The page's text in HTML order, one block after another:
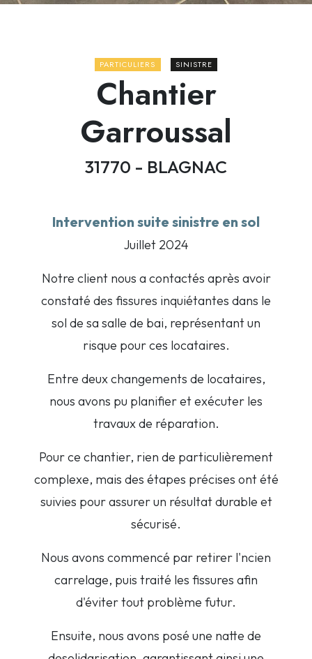
PARTICULIERS SINISTRE
Chantier
Garroussal
31770 - BLAGNAC
Intervention suite sinistre en sol
Juillet 2024
Notre client nous a contactés après avoir
constaté des fissures inquiétantes dans le
sol de sa salle de bai, représentant un
risque pour ces locataires.
Entre deux changements de locataires,
nous avons pu planifier et exécuter les
travaux de réparation.
Pour ce chantier, rien de particulièrement
complexe, mais des étapes précises ont été
suivies pour assurer un résultat durable et
sécurisé.
Nous avons commencé par retirer l'ncien
carrelage, puis traité les fissures afin
d'éviter tout problème futur.
Ensuite, nous avons posé une natte de